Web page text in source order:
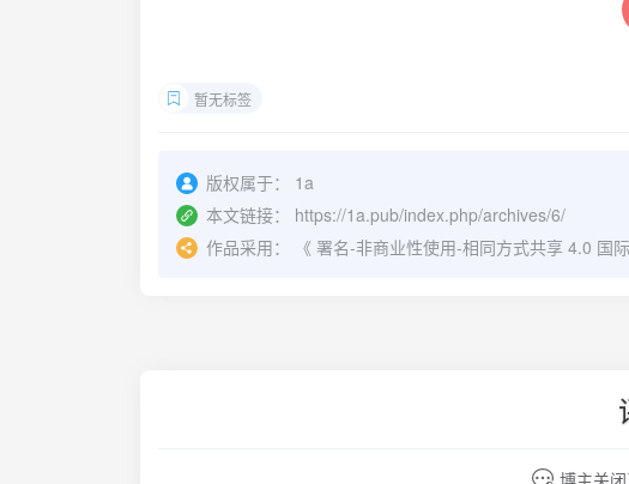
暂无标签
版权属于：
1a
本文链接：
https://1a.pub/index.php/archives/6/
作品采用：
《 署名-非商业性使用-相同方式共享 4.0 国
博主关